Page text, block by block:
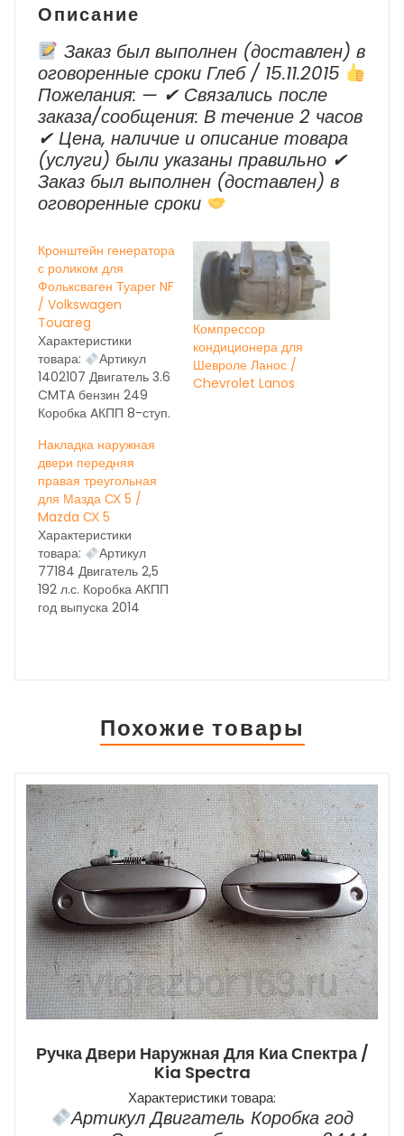
Описание
Заказ был выполнен (доставлен) в
оговоренные сроки Глеб / 15.11.2015
Пожелания: — ✔ Cвязались после
заказа/сообщения: В течение 2 часов
✔ Цена, наличие и описание товара
(услуги) были указаны правильно ✔
Заказ был выполнен (доставлен) в
оговоренные сроки
Кронштейн генератора
с роликом для
Фольксваген Туарег NF
/ Volkswagen
Touareg
Характеристики
товара:
Артикул
1402107 Двигатель 3.6
CMTA бензин 249
Коробка AКПП 8-ступ.
Состояние бу вн.
номер 28058 ОЕМ
НА ДАННЫЙ МОМЕНТ
ИДЁТ
КОРРЕКТИРОВКА
ЦЕН, УТОЧНЯЙТЕ ПО
ТЕЛЕФОНУ
Компрессор
кондиционера для
Шевроле Ланос /
Chevrolet Lanos
Накладка наружная
двери передняя
правая треугольная
для Мазда СХ 5 /
Mazda СХ 5
Характеристики
товара:
Артикул
77184 Двигатель 2,5
192 л.с. Коробка АКПП
год выпуска 2014
ЦЕН, УТОЧНЯЙТЕ ПО
ТЕЛЕФОНУПохожие товары
Ручка Двери Наружная Для Киа Спектра /
Kia Spectra
Характеристики товара:
Артикул Двигатель Коробка год